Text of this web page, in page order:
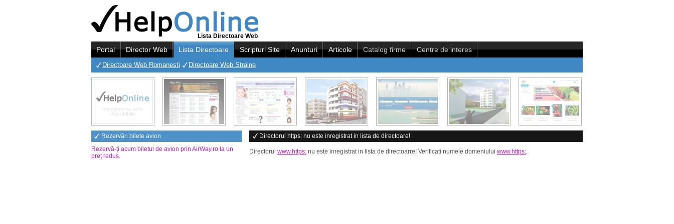
Lista Directoare Web
Portal Director Web Lista Directoare Scripturi Site Anunturi Articole Catalog firme Centre de interes
Directoare Web Romanesti Directoare Web Straine
Rezervări bilete avion
Rezervă-ți acum biletul de avion prin AirWay.ro la un
preț redus.
Directorul https: nu este inregistrat in lista de directoare!
Directorul www.https: nu este inregistrat in lista de directoarre! Verificati numele domeniului www.https:.